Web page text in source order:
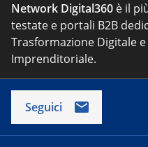
Network Digital360 è il
testate e portali B2B
Trasformazione Digitale
Imprenditoriale.
Seguici